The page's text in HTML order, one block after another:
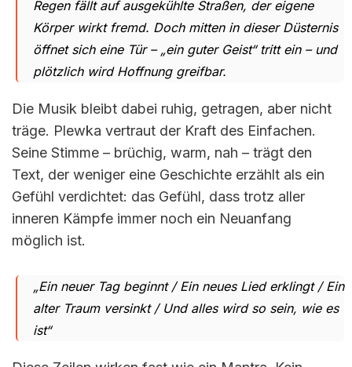
Regen fällt auf ausgekühlte Straßen, der eigene
Körper wirkt fremd. Doch mitten in dieser Düsternis
öffnet sich eine Tür – „ein guter Geist“ tritt ein – und
plötzlich wird Hoffnung greifbar.
Die Musik bleibt dabei ruhig, getragen, aber nicht
träge. Plewka vertraut der Kraft des Einfachen.
Seine Stimme – brüchig, warm, nah – trägt den
Text, der weniger eine Geschichte erzählt als ein
Gefühl verdichtet: das Gefühl, dass trotz aller
inneren Kämpfe immer noch ein Neuanfang
möglich ist.
„Ein neuer Tag beginnt / Ein neues Lied erklingt / Ein
alter Traum versinkt / Und alles wird so sein, wie es
ist“